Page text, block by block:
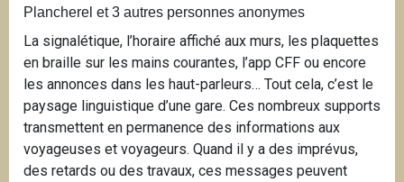
Plancherel et 3 autres personnes anonymes
La signalétique, l’horaire affiché aux murs, les plaquettes
en braille sur les mains courantes, l’app CFF ou encore
les annonces dans les haut-parleurs… Tout cela, c’est le
paysage linguistique d’une gare. Ces nombreux supports
transmettent en permanence des informations aux
voyageuses et voyageurs. Quand il y a des imprévus,
des retards ou des travaux, ces messages peuvent